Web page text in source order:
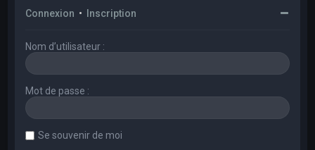
Connexion • Inscription
Nom d’utilisateur :
Mot de passe :
Se souvenir de moi